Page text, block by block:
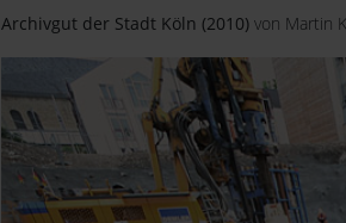
Archivgut der Stadt Köln (2010) von Martin